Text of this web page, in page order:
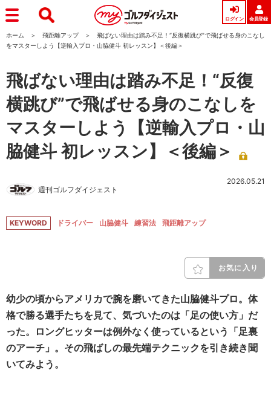
ログイン 会員登録
ホーム 飛距離アップ
飛ばない理由は踏み不足！“反復横跳び”で飛ばせる身のこなし
をマスターしよう【逆輸入プロ・山脇健斗 初レッスン】＜後編＞
飛ばない理由は踏み不足！“反復
横跳び”で飛ばせる身のこなしを
マスターしよう【逆輸入プロ・山
脇健斗 初レッスン】＜後編＞
週刊ゴルフダイジェスト
2026.05.21
KEYWORD ドライバー 山脇健斗 練習法 飛距離アップ
お気に入り
幼少の頃からアメリカで腕を磨いてきた山脇健斗プロ。体
格で勝る選手たちを見て、気づいたのは「足の使い方」だ
った。ロングヒッターは例外なく使っているという「足裏
のアーチ」。その飛ばしの最先端テクニックを引き続き聞
いてみよう。